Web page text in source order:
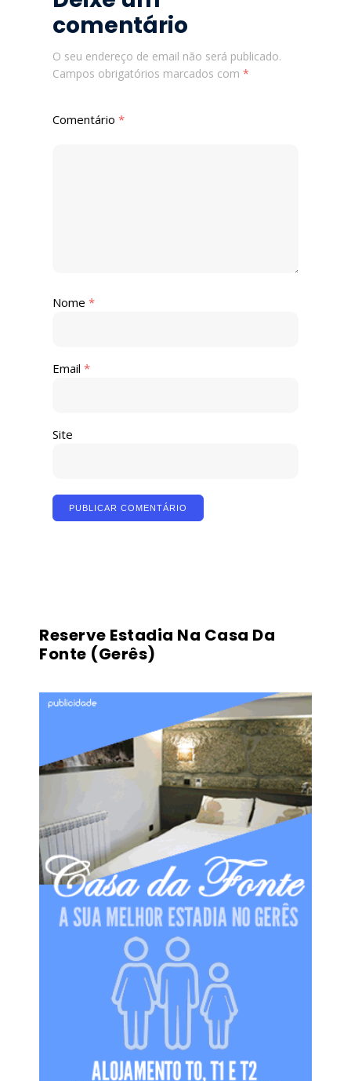
comentário
O seu endereço de email não será publicado.
Campos obrigatórios marcados com*
Comentário*
Nome*
Email*
Site
Reserve Estadia Na Casa Da
Fonte (Gerês)